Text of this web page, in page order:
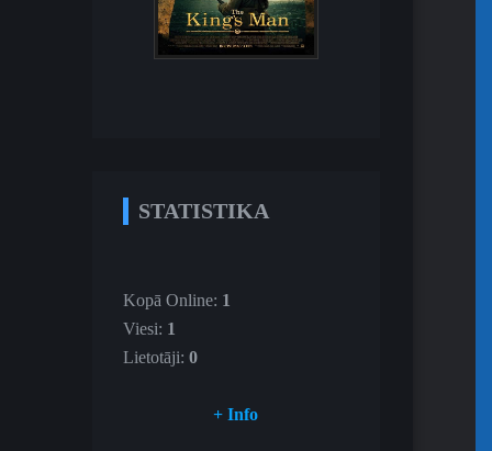
STATISTIKA
Kopā Online: 1
Viesi: 1
Lietotāji: 0
+ Info